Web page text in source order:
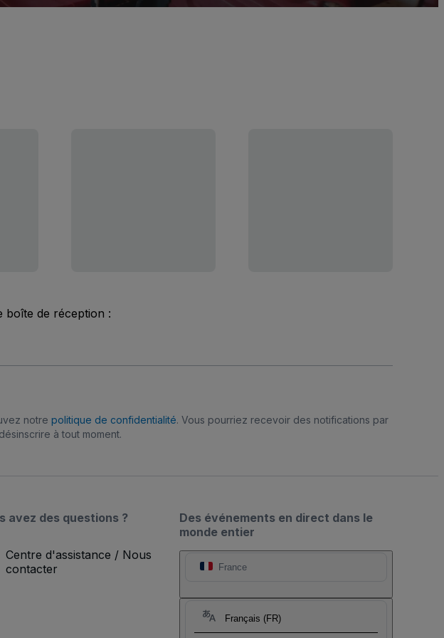
boîte de réception :
notre politique de confidentialité. Vous pourriez recevoir des notifications par
à tout moment.
Des événements en direct dans le
monde entier
France
Français (FR)
avez des questions ?
Centre d'assistance / Nous
contacter